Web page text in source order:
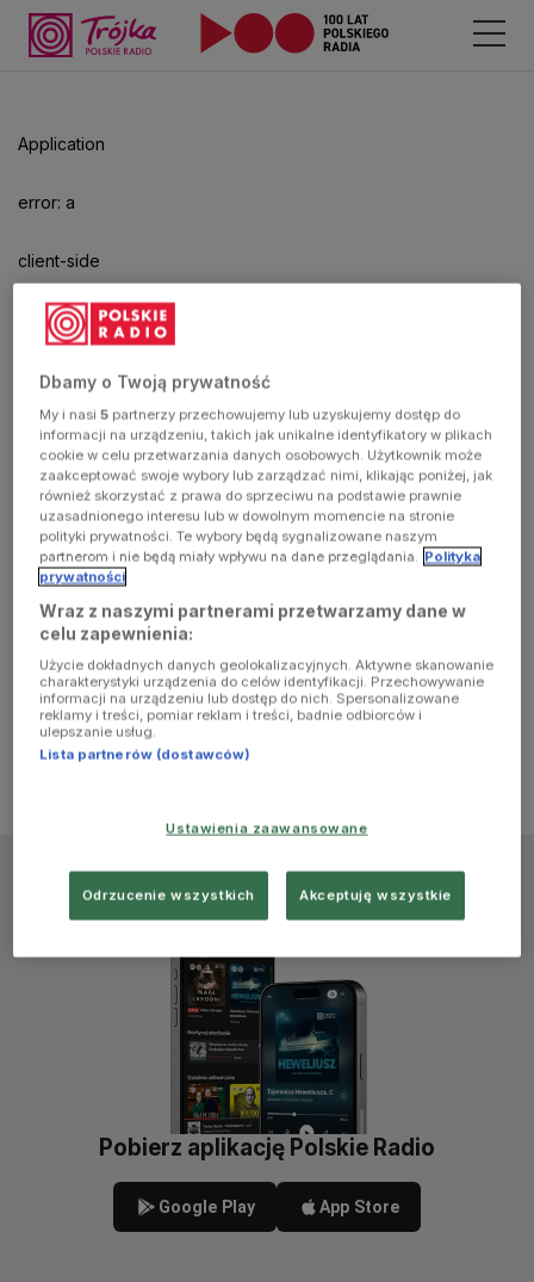
Application
error: a
client-side
exception
has
occurred
(see the
browser
console for
more
information)
aby
odtwarzać.
Pobierz aplikację Polskie Radio
Google Play App Store
Dbamy o Twoją prywatność
My i nasi5 partnerzy przechowujemy lub uzyskujemy dostęp do
informacji na urządzeniu, takich jak unikalne identyfikatory w plikach
cookie w celu przetwarzania danych osobowych. Użytkownik może
zaakceptować swoje wybory lub zarządzać nimi, klikając poniżej, jak
również skorzystać z prawa do sprzeciwu na podstawie prawnie
uzasadnionego interesu lub w dowolnym momencie na stronie
polityki prywatności. Te wybory będą sygnalizowane naszym
partnerom i nie będą miały wpływu na dane przeglądania. Polityka
prywatności
Wraz z naszymi partnerami przetwarzamy dane w
celu zapewnienia:
Użycie dokładnych danych geolokalizacyjnych. Aktywne skanowanie
charakterystyki urządzenia do celów identyfikacji. Przechowywanie
informacji na urządzeniu lub dostęp do nich. Spersonalizowane
reklamy i treści, pomiar reklam i treści, badnie odbiorców i
ulepszanie usług.
Lista partnerów (dostawców)
Ustawienia zaawansowane
Odrzucenie wszystkich Akceptuję wszystkie